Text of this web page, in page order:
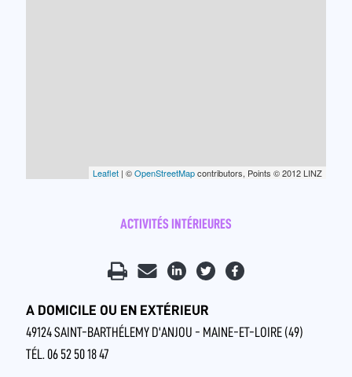
Leaflet | ©OpenStreetMapcontributors, Points © 2012 LINZ
ACTIVITÉS INTÉRIEURES
A DOMICILE OU EN EXTÉRIEUR
49124 SAINT-BARTHÉLEMY D'ANJOU - MAINE-ET-LOIRE (49)
TÉL. 06 52 50 18 47